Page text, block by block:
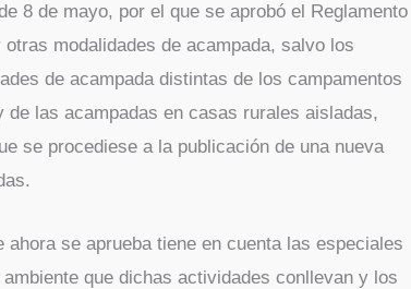
8 de mayo, por el que se aprobó el Reglamento
modalidades de acampada, salvo los
de acampada distintas de los campamentos
las acampadas en casas rurales aisladas,
se procediese a la publicación de una nueva
ahora se aprueba tiene en cuenta las especiales
que dichas actividades conllevan y los